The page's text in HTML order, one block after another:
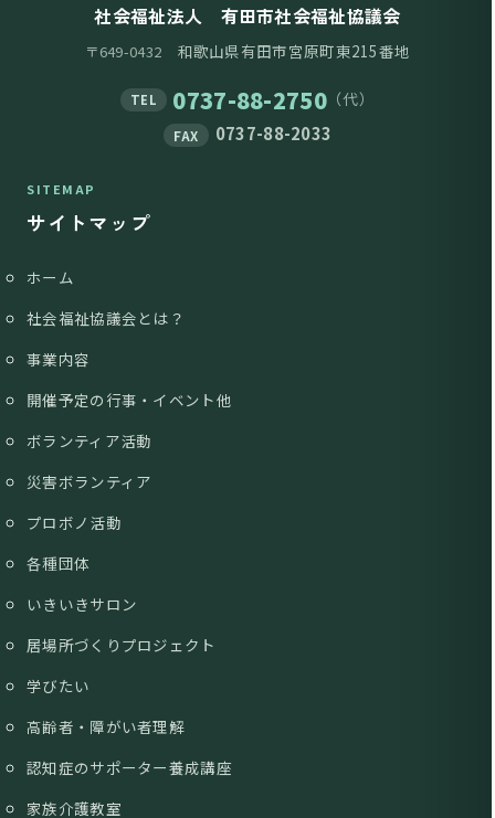
社会福祉法人 有田市社会福祉協議会
〒649-0432 和歌山県有田市宮原町東215番地
TEL 0737-88-2750（代）
FAX 0737-88-2033
SITEMAP
サイトマップ
ホーム
社会福祉協議会とは？
事業内容
開催予定の行事・イベント他
ボランティア活動
災害ボランティア
プロボノ活動
各種団体
いきいきサロン
居場所づくりプロジェクト
学びたい
高齢者・障がい者理解
認知症のサポーター養成講座
家族介護教室